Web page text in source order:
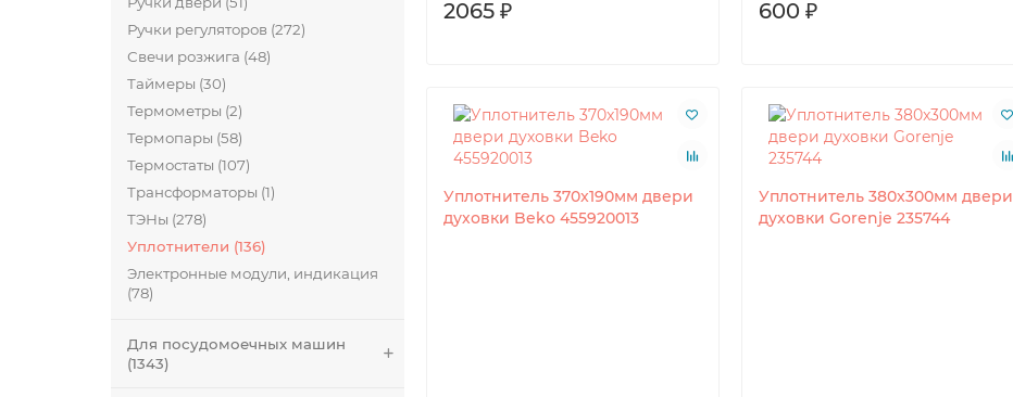
Ручки регуляторов (272)
Свечи розжига (48)
Таймеры (30)
Термометры (2)
Термопары (58)
Термостаты (107)
Трансформаторы (1)
ТЭНы (278)
Уплотнители (136)
Электронные модули, индикация
(78)
Для посудомоечных машин
(1343)
2065 ₽ 600 ₽
Уплотнитель 370x190мм двери
духовки Beko 455920013
Уплотнитель 380x300мм двери
духовки Gorenje 235744